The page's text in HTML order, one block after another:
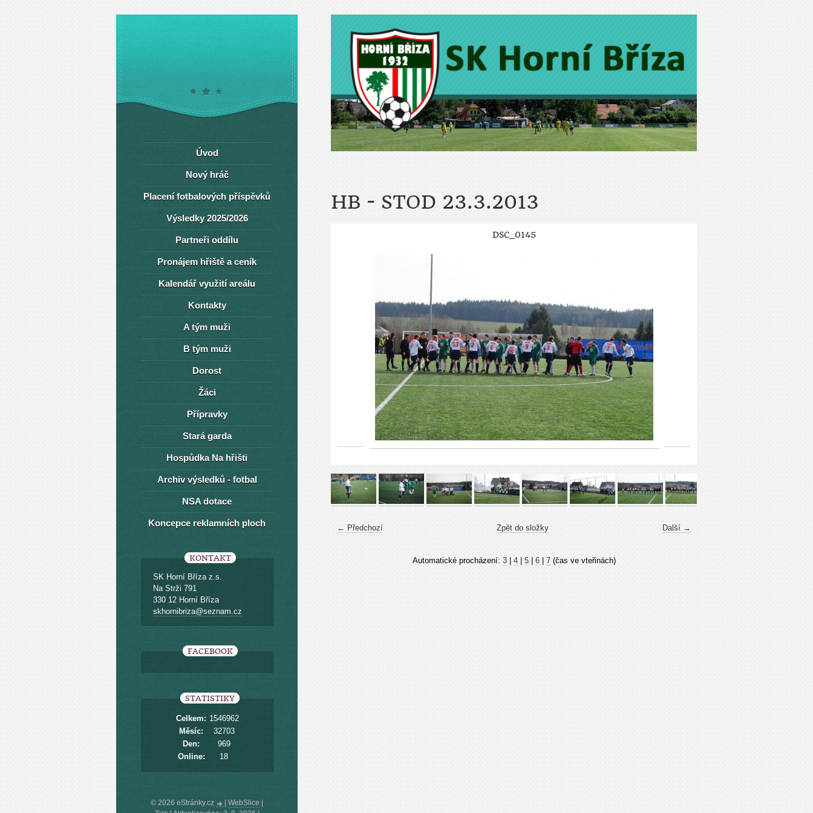
HB - STOD 23.3.2013
DSC_0145
← Předchozí Další →
Zpět do složky
Automatické procházení: 3| 4| 5| 6| 7(čas ve vteřinách)
Úvod
Nový hráč
Placení fotbalových příspěvků
Výsledky 2025/2026
Partneři oddílu
Pronájem hřiště a ceník
Kalendář využití areálu
Kontakty
A tým muži
B tým muži
Dorost
Žáci
Přípravky
Stará garda
Hospůdka Na hřišti
Archiv výsledků - fotbal
NSA dotace
Koncepce reklamních ploch
KONTAKT
SK Horní Bříza z.s.
Na Strži 791
330 12 Horní Bříza
skhornibriza@seznam.cz
FACEBOOK
STATISTIKY
Online: 18
Celkem: 1546962
Měsíc:
32703
Den:
969
© 2026 eStránky.cz WebSlice